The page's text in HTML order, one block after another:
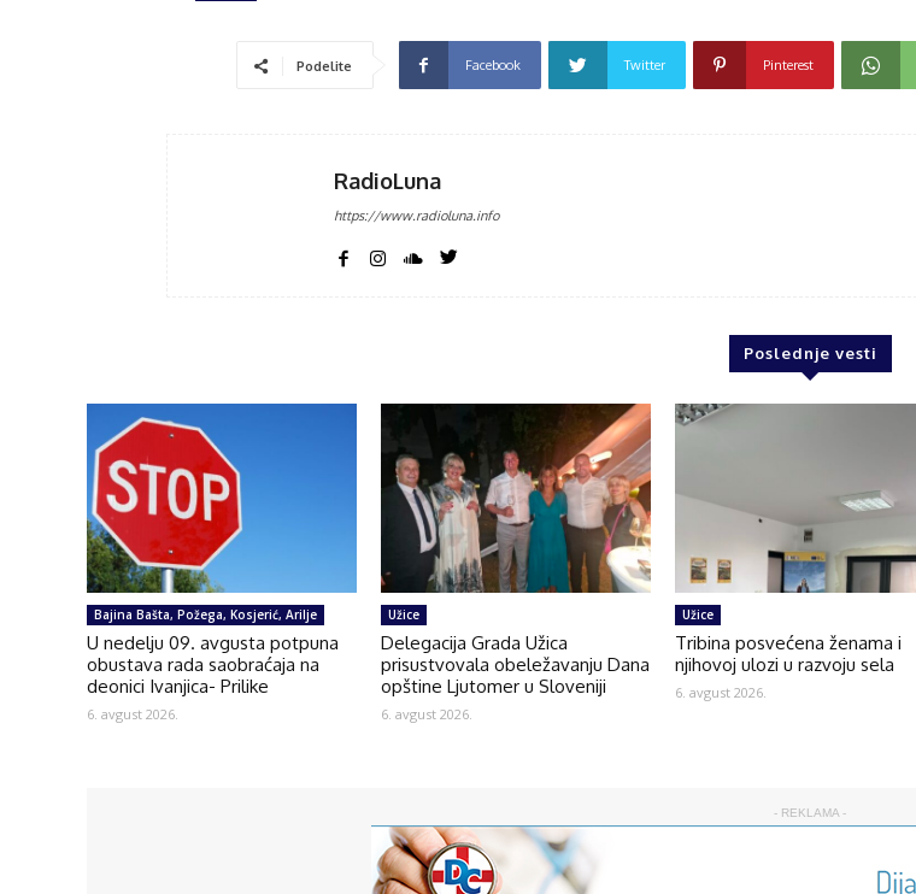
Podelite Facebook Twitter Pinterest
RadioLuna
https://www.radioluna.info
Poslednje vesti
Bajina Bašta, Požega, Kosjerić, Arilje
U nedelju 09. avgusta potpuna
obustava rada saobraćaja na
deonici Ivanjica- Prilike
6. avgust 2026.
Užice
Delegacija Grada Užica
prisustvovala obeležavanju Dana
opštine Ljutomer u Sloveniji
6. avgust 2026.
Užice
Tribina posvećena ženama i
njihovoj ulozi u razvoju sela
6. avgust 2026.
- REKLAMA -